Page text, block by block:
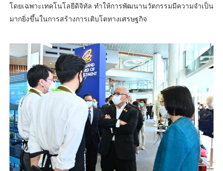
โดยเฉพาะเทคโนโลยีดิจิทัล ทำให้การพัฒนานวัตกรรมมีความจำเป็น
มากยิ่งขึ้นในการสร้างการเติบโตทางเศรษฐกิจ